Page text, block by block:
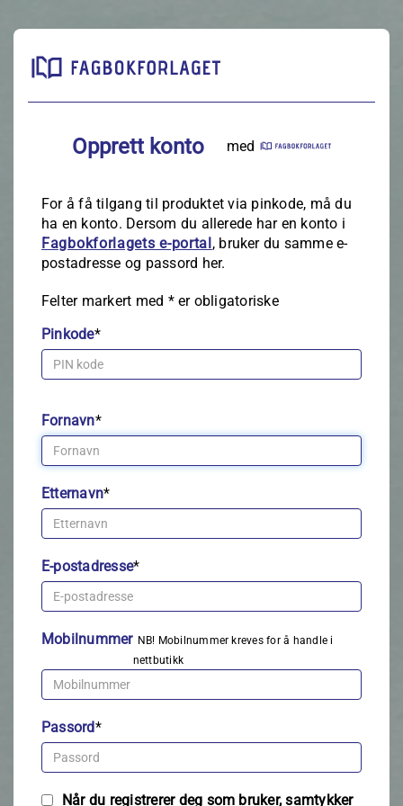
Opprett konto med
For å få tilgang til produktet via pinkode, må du
ha en konto. Dersom du allerede har en konto i
Fagbokforlagets e‑portal, bruker du samme e-
postadresse og passord her.
Felter markert med *er obligatoriske
Pinkode*
Fornavn*
Etternavn*
E-postadresse*
Mobilnummer NB! Mobilnummer kreves for å handle i
nettbutikk
Passord*
Når du registrerer deg som bruker, samtykker